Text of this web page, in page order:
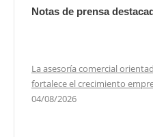
Notas de prensa
La asesoría comercial
fortalece el crecimiento
04/08/2026